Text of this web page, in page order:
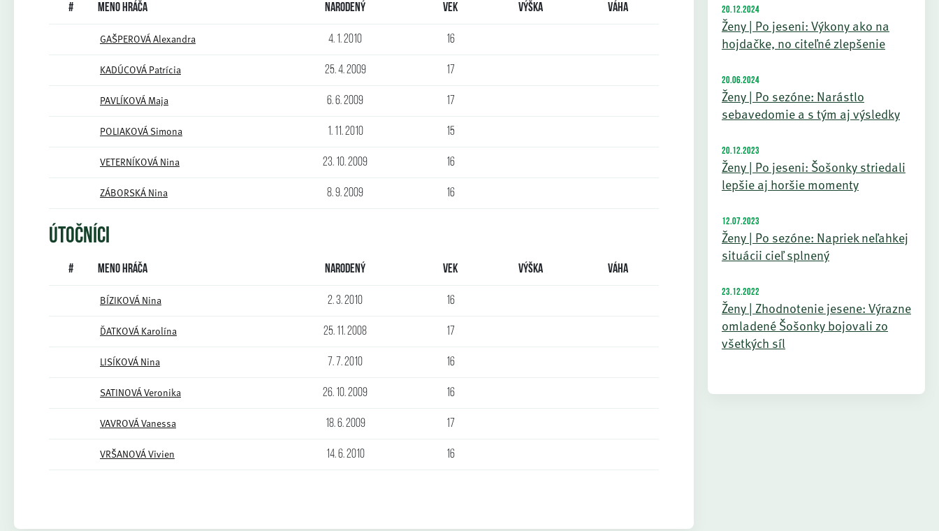
# Meno hráča Narodený Vek Výška Váha
GAŠPEROVÁ Alexandra 4. 1. 2010 16
KADÚCOVÁ Patrícia 25. 4. 2009 17
PAVLÍKOVÁ Maja 6. 6. 2009 17
POLIAKOVÁ Simona 1. 11. 2010 15
VETERNÍKOVÁ Nina 23. 10. 2009 16
ZÁBORSKÁ Nina 8. 9. 2009 16
ÚTOČNÍCI
# Meno hráča Narodený Vek Výška Váha
BÍZIKOVÁ Nina 2. 3. 2010 16
ĎATKOVÁ Karolína 25. 11. 2008 17
LISÍKOVÁ Nina 7. 7. 2010 16
SATINOVÁ Veronika 26. 10. 2009 16
VAVROVÁ Vanessa 18. 6. 2009 17
VRŠANOVÁ Vivien 14. 6. 2010 16
20.12.2024
Ženy | Po jeseni: Výkony ako na
hojdačke, no citeľné zlepšenie
20.06.2024
Ženy | Po sezóne: Narástlo
sebavedomie a s tým aj výsledky
20.12.2023
Ženy | Po jeseni: Šošonky striedali
lepšie aj horšie momenty
12.07.2023
Ženy | Po sezóne: Napriek neľahkej
situácii cieľ splnený
23.12.2022
Ženy | Zhodnotenie jesene: Výrazne
omladené Šošonky bojovali zo
všetkých síl